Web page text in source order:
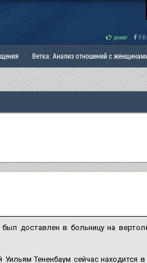
донат FB
Ветка: Анализ отношений с
доставлен в больницу на
Тененбаум сейчас находится в